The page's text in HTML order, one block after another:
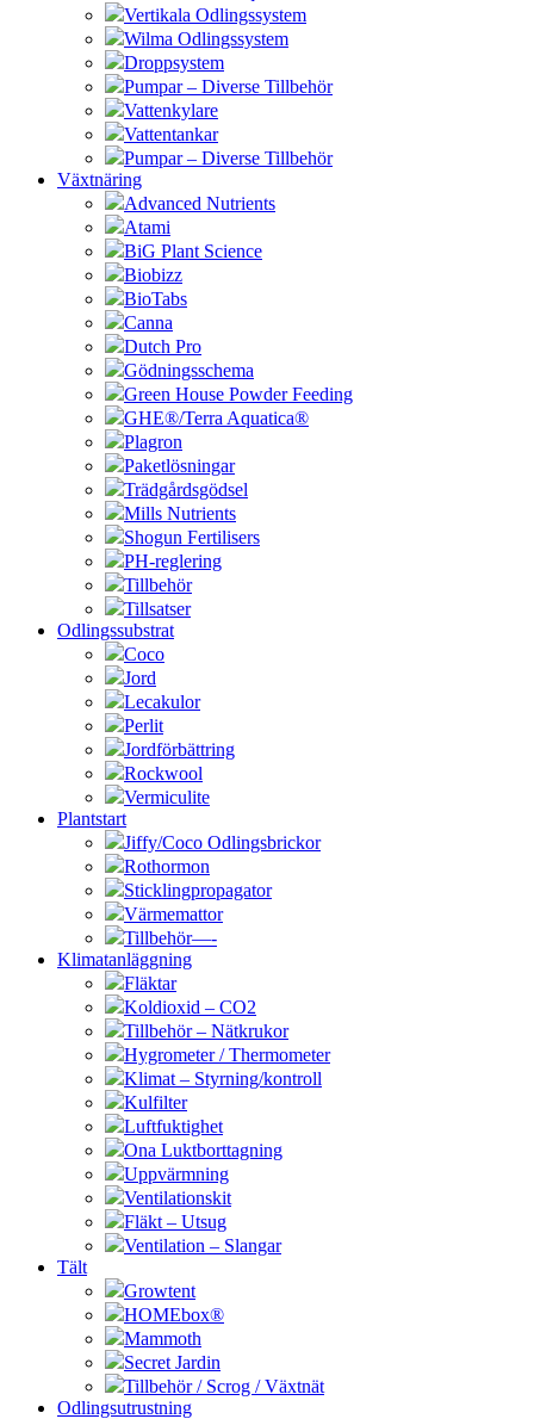
Vertikala Odlingssystem
Wilma Odlingssystem
Droppsystem
Pumpar – Diverse Tillbehör
Vattenkylare
Vattentankar
Pumpar – Diverse Tillbehör
Växtnäring
Advanced Nutrients
Atami
BiG Plant Science
Biobizz
BioTabs
Canna
Dutch Pro
Gödningsschema
Green House Powder Feeding
GHE®/Terra Aquatica®
Plagron
Paketlösningar
Trädgårdsgödsel
Mills Nutrients
Shogun Fertilisers
PH-reglering
Tillbehör
Tillsatser
Odlingssubstrat
Coco
Jord
Lecakulor
Perlit
Jordförbättring
Rockwool
Vermiculite
Plantstart
Jiffy/Coco Odlingsbrickor
Rothormon
Sticklingpropagator
Värmemattor
Tillbehör—-
Klimatanläggning
Fläktar
Koldioxid – CO2
Tillbehör – Nätkrukor
Hygrometer / Thermometer
Klimat – Styrning/kontroll
Kulfilter
Luftfuktighet
Ona Luktborttagning
Uppvärmning
Ventilationskit
Fläkt – Utsug
Ventilation – Slangar
Tält
Growtent
HOMEbox®
Mammoth
Secret Jardin
Tillbehör / Scrog / Växtnät
Odlingsutrustning